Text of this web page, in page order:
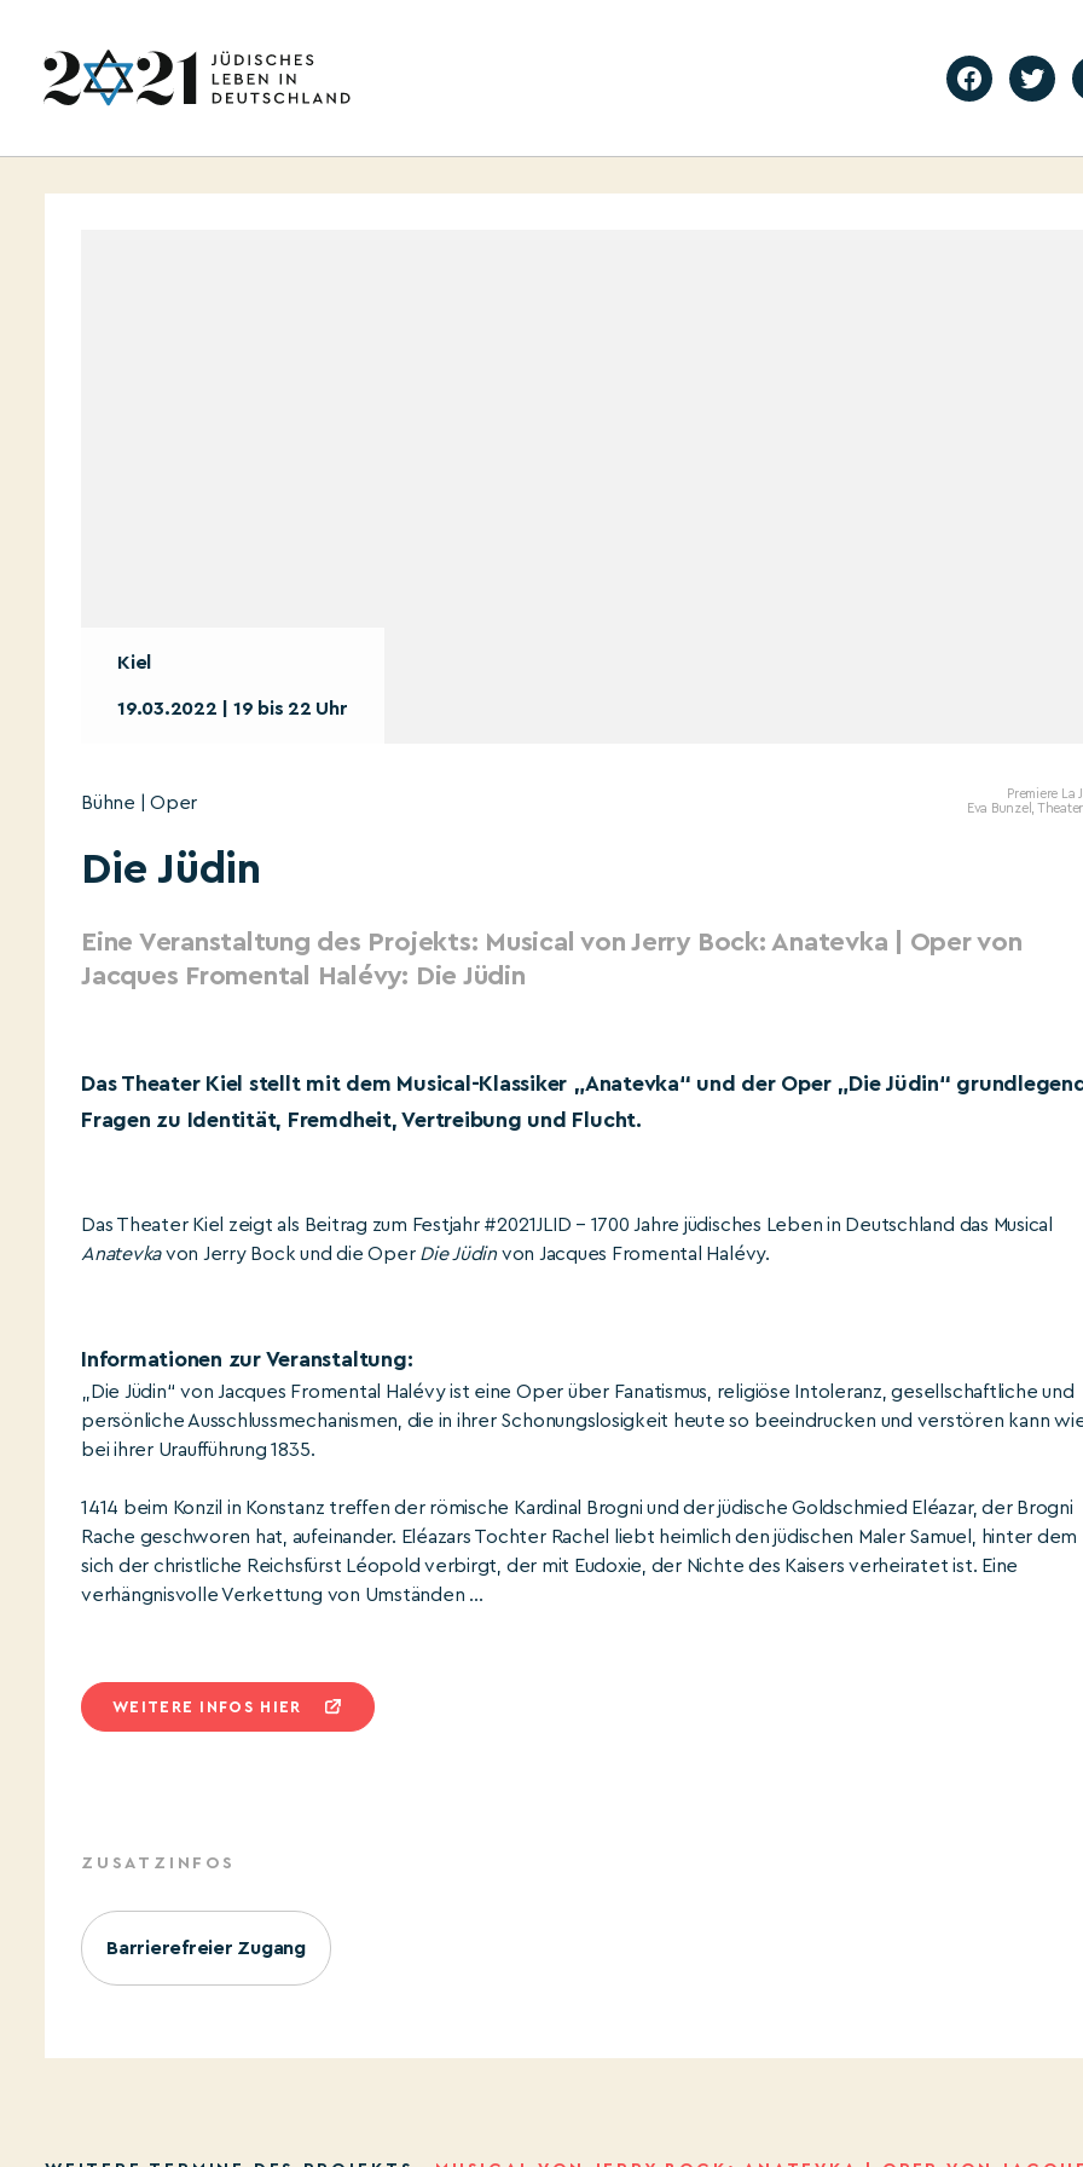
Kiel
19.03.2022 | 19 bis 22 Uhr
Premiere La
Eva Bunzel,
Bühne | Oper
Die Jüdin
Eine Veranstaltung des Projekts: Musical von Jerry Bock: Anatevka | Oper von
Jacques Fromental Halévy: Die Jüdin
Das Theater Kiel stellt mit dem Musical-Klassiker „Anatevka“ und der Oper „Die Jüdin“
Fragen zu Identität, Fremdheit, Vertreibung und Flucht.
Das Theater Kiel zeigt als Beitrag zum Festjahr #2021JLID – 1700 Jahre jüdisches Leben in Deutschland das Musical
Anatevkavon Jerry Bock und die Oper Die Jüdinvon Jacques Fromental Halévy.
Informationen zur Veranstaltung:
„Die Jüdin“ von Jacques Fromental Halévy ist eine Oper über Fanatismus, religiöse Intoleranz, gesellschaftliche und
persönliche Ausschlussmechanismen, die in ihrer Schonungslosigkeit heute so beeindrucken und verstören kann
bei ihrer Uraufführung 1835.
1414 beim Konzil in Konstanz treffen der römische Kardinal Brogni und der jüdische Goldschmied Eléazar, der Brogni
Rache geschworen hat, aufeinander. Eléazars Tochter Rachel liebt heimlich den jüdischen Maler Samuel, hinter dem
sich der christliche Reichsfürst Léopold verbirgt, der mit Eudoxie, der Nichte des Kaisers verheiratet ist. Eine
verhängnisvolle Verkettung von Umständen ...
WEITERE INFOS HIER
ZUSATZINFOS
Barrierefreier Zugang